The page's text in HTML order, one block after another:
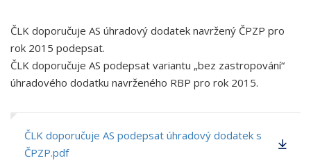
ČLK doporučuje AS úhradový dodatek navržený ČPZP pro
rok 2015 podepsat.
ČLK doporučuje AS podepsat variantu „bez zastropování“
úhradového dodatku navrženého RBP pro rok 2015.
ČLK doporučuje AS podepsat úhradový dodatek s
ČPZP.pdf